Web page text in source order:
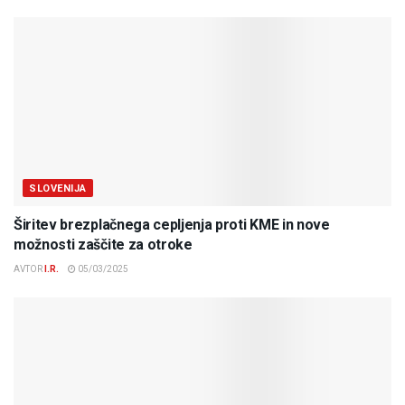
SLOVENIJA
Širitev brezplačnega cepljenja proti KME in nove
možnosti zaščite za otroke
AVTOR I.R. 05/03/2025